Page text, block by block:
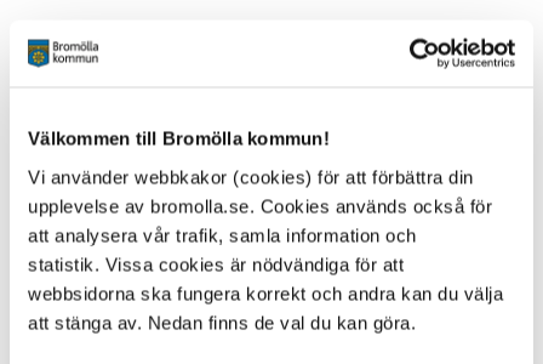
Välkommen till Bromölla kommun!
Vi använder webbkakor (cookies) för att förbättra din
upplevelse av bromolla.se. Cookies används också för
att analysera vår trafik, samla information och
statistik. Vissa cookies är nödvändiga för att
webbsidorna ska fungera korrekt och andra kan du välja
att stänga av. Nedan finns de val du kan göra.
330
Hela webbplatsen
330
Alla platser